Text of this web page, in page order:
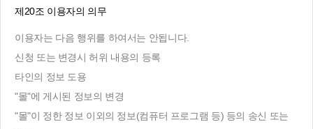
제20조 이용자의 의무
이용자는 다음 행위를 하여서는 안됩니다.
신청 또는 변경시 허위 내용의 등록
타인의 정보 도용
"몰"에 게시된 정보의 변경
"몰"이 정한 정보 이외의 정보(컴퓨터 프로그램 등) 등의 송신 또는